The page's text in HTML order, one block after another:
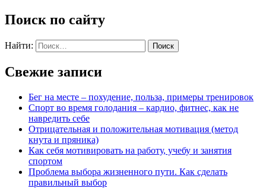
Поиск по сайту
Найти:
Свежие записи
Бег на месте – похудение, польза, примеры тренировок
Спорт во время голодания – кардио, фитнес, как не
навредить себе
Отрицательная и положительная мотивация (метод
кнута и пряника)
Как себя мотивировать на работу, учебу и занятия
спортом
Проблема выбора жизненного пути. Как сделать
правильный выбор